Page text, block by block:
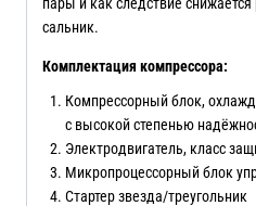
сальник.
Комплектация компрессора:
Компрессорный блок,
с высокой степенью
Электродвигатель, класс
Микропроцессорный блок
Стартер звезда/треугольник